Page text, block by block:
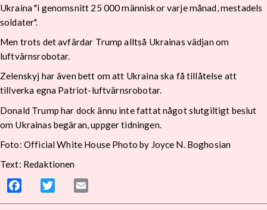
Ukraina "i genomsnitt 25 000 människor varje månad, mestadels
soldater".
Men trots det avfärdar Trump alltså Ukrainas vädjan om
luftvärnsrobotar.
Zelenskyj har även bett om att Ukraina ska få tillåtelse att
tillverka egna Patriot-luftvärnsrobotar.
Donald Trump har dock ännu inte fattat något slutgiltigt beslut
om Ukrainas begäran, uppger tidningen.
Foto: Official White House Photo by Joyce N. Boghosian
Text: Redaktionen
Facebook Twitter